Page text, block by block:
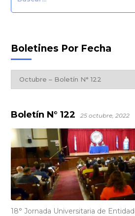
Boletín N° 122 25 octubre, 2022
18° Jornada Universitaria de
Boletines Por Fecha
Boletines
por